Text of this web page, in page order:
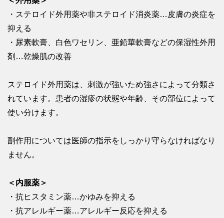
・ステロイド外用薬や非ステロイド消炎薬…皮膚の炎症を
抑える
・尿素軟膏、白色ワセリン、亜鉛華軟膏などの保湿性外用
剤…乾燥肌の改善
ステロイド外用薬は、刺激が強いため強さによって分類さ
れています。患者の湿疹の状態や年齢、その部位によって
使い分けます。
副作用については医師の指示をしっかり守らなければなり
ません。
＜内服薬＞
・抗ヒスタミン薬…かゆみを抑える
・抗アレルギー薬…アレルギー反応を抑える